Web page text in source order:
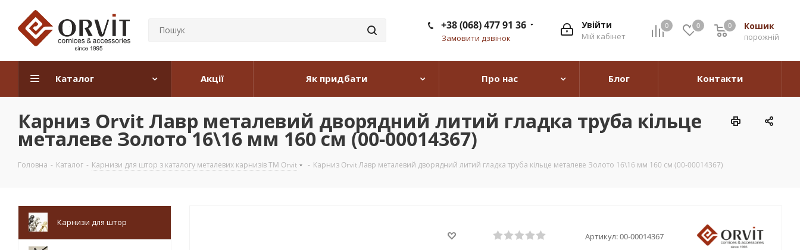
0 0 Кошик
0
порожній
0
Увійти
Мій кабінет
+38 (068) 477 91 36
Замовити дзвінок
Каталог Акції Як придбати Про нас Блог Контакти
Карниз Orvit Лавр металевий дворядний литий гладка труба кільце
металеве Золото 16\16 мм 160 см (00-00014367)
Головна - Каталог - Карнизи для штор з каталогу металевих карнизів TM Orvit - Карниз Orvit Лавр металевий дворядний литий гладка труба кільце металеве Золото 16\16 мм 160 см (00-00014367)
Артикул:00-00014367
Карнизи для штор